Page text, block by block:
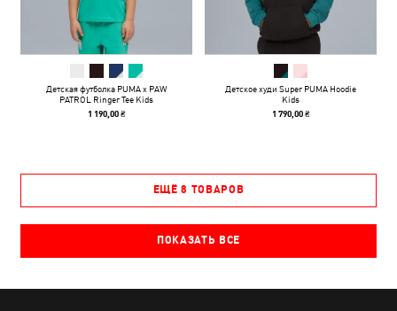
Детская футболка PUMA x PAW
PATROL Ringer Tee Kids
1 190,00 ₴
Детское худи Super PUMA Hoodie
Kids
1 790,00 ₴
ЕЩЁ 8 ТОВАРОВ
ПОКАЗАТЬ ВСЕ